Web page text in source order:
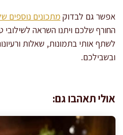
אפשר גם לבדוק מתכונים נוספים
החורף שלכם ויתנו השראה
לשתף אותי בתמונות, שאלות
ובשבילכם.
אולי תאהבו גם: